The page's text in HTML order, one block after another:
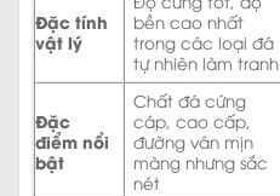
Đặc tính
vật lý
bền cao nhất
trong các loại đá
tự nhiên làm tranh
Đặc
điểm nổi
bật
Chất đá cứng
cáp, cao cấp,
đường vân mịn
màng nhưng sắc
nét